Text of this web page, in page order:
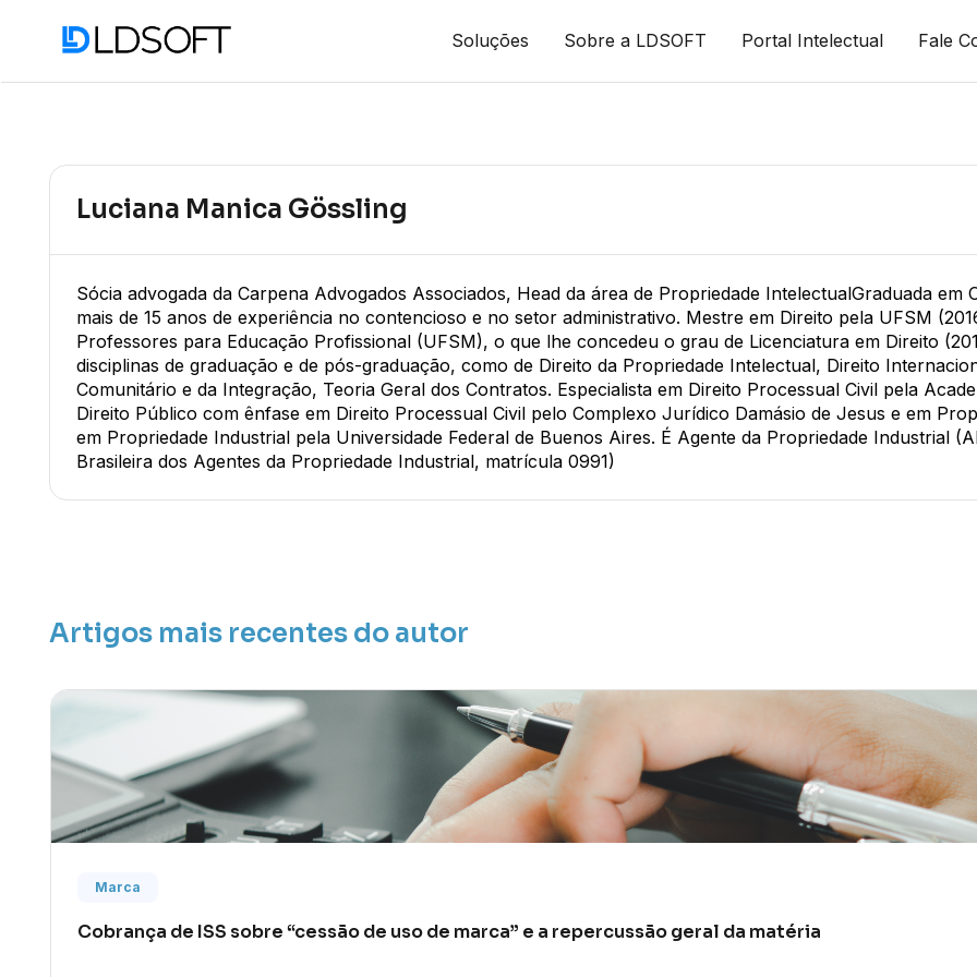
Soluções Sobre a LDSOFT Portal Intelectual Fale
Luciana Manica Gössling
Sócia advogada da Carpena Advogados Associados, Head da área de Propriedade IntelectualGraduada em
mais de 15 anos de experiência no contencioso e no setor administrativo. Mestre em Direito pela UFSM
Professores para Educação Profissional (UFSM), o que lhe concedeu o grau de Licenciatura em Direito
disciplinas de graduação e de pós-graduação, como de Direito da Propriedade Intelectual, Direito
Comunitário e da Integração, Teoria Geral dos Contratos. Especialista em Direito Processual Civil pela
Direito Público com ênfase em Direito Processual Civil pelo Complexo Jurídico Damásio de Jesus e em
em Propriedade Industrial pela Universidade Federal de Buenos Aires. É Agente da Propriedade Industrial
Brasileira dos Agentes da Propriedade Industrial, matrícula 0991)
Artigos mais recentes do autor
Marca
Cobrança de ISS sobre “cessão de uso de marca” e a repercussão geral da matéria